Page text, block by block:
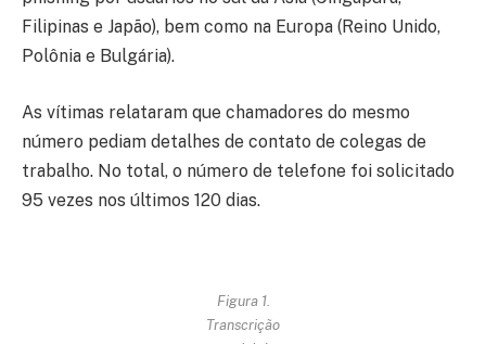
Filipinas e Japão), bem como na Europa (Reino Unido,
Polônia e Bulgária).
As vítimas relataram que chamadores do mesmo
número pediam detalhes de contato de colegas de
trabalho. No total, o número de telefone foi solicitado
95 vezes nos últimos 120 dias.
Figura 1.
Transcrição